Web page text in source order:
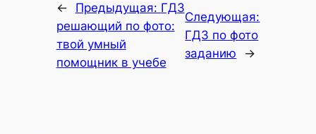
← Предыдущая: ГДЗ
решающий по фото:
твой умный
помощник в учебе
Следующая:
ГДЗ по фото
заданию
→